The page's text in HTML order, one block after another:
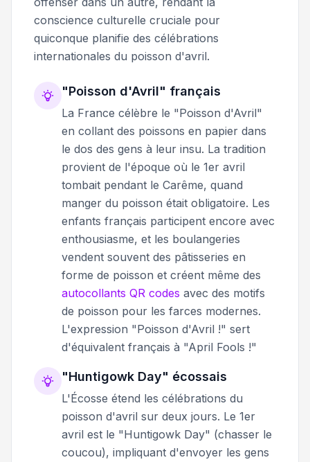
conscience culturelle cruciale pour
quiconque planifie des célébrations
internationales du poisson d'avril.
"Poisson d'Avril" français
La France célèbre le "Poisson d'Avril"
en collant des poissons en papier dans
le dos des gens à leur insu. La tradition
provient de l'époque où le 1er avril
tombait pendant le Carême, quand
manger du poisson était obligatoire. Les
enfants français participent encore avec
enthousiasme, et les boulangeries
vendent souvent des pâtisseries en
forme de poisson et créent même des
autocollants QR codes avec des motifs
de poisson pour les farces modernes.
L'expression "Poisson d'Avril !" sert
d'équivalent français à "April Fools !"
"Huntigowk Day" écossais
L'Écosse étend les célébrations du
poisson d'avril sur deux jours. Le 1er
avril est le "Huntigowk Day" (chasser le
coucou), impliquant d'envoyer les gens